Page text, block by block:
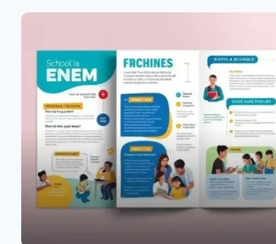
TUDO
VOCÊ
PRECISA
SABER
AGORA